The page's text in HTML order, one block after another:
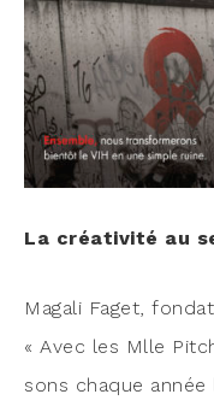
La créa­ti­vi­té au
Maga­li Faget,
« Avec les Mlle
sons chaque